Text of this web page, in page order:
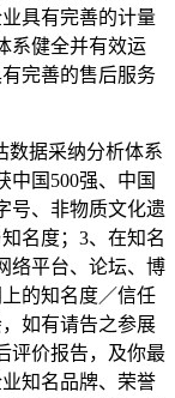
具有完善的计量
系健全并有效运
完善的售后服务
数据采纳分析体系
中国500强、中国
号、非物质文化遗
名度；3、在知名
络平台、论坛、博
的知名度／信任
如有请告之参展
评价报告，及你最
知名品牌、荣誉